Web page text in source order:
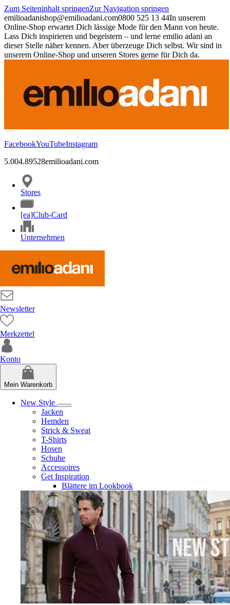
Zum Seiteninhalt springenZur Navigation springen
emilioadanishop@emilioadani.com0800 525 13 44In unserem
Online-Shop erwartet Dich lässige Mode für den Mann von heute.
Lass Dich inspirieren und begeistern – und lerne emilio adani an
dieser Stelle näher kennen. Aber überzeuge Dich selbst. Wir sind in
unserem Online-Shop und unseren Stores gerne für Dich da.
FacebookYouTubeInstagram
5.004.89528emilioadani.com
Stores
[ea]Club-Card
Unternehmen
Newsletter
Merkzettel
Konto
Mein Warenkorb
New Style
Jacken
Hemden
Strick & Sweat
T-Shirts
Hosen
Schuhe
Accessoires
Get Inspiration
Blättere im Lookbook